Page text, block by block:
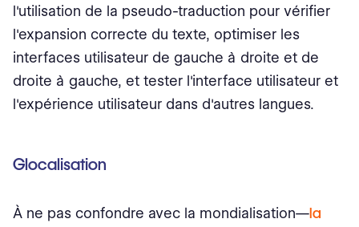
l'utilisation de la pseudo-traduction pour vérifier
l'expansion correcte du texte, optimiser les
interfaces utilisateur de gauche à droite et de
droite à gauche, et tester l'interface utilisateur et
l'expérience utilisateur dans d'autres langues.
Glocalisation
À ne pas confondre avec la mondialisation⁠—la